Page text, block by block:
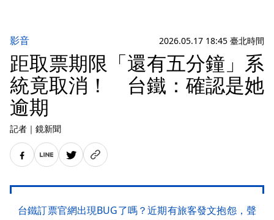
影音 2026.05.17 18:45 臺北時間
距取票期限「還有五分鐘」系
統竟取消！ 台鐵：確認是她
逾期
記者 ｜ 鏡新聞
台鐵訂票官網出現BUG了嗎？近期有旅客發文抱怨，聲